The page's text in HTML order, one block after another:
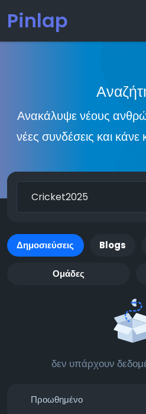
Pinlap
Ανακάλυψε νέους
νέες συνδέσεις και κάνε
Δημοσιεύσεις Blogs
Ομάδες
δεν υπάρχουν
Προωθημένο